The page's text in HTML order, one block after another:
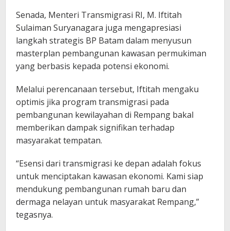
Senada, Menteri Transmigrasi RI, M. Iftitah
Sulaiman Suryanagara juga mengapresiasi
langkah strategis BP Batam dalam menyusun
masterplan pembangunan kawasan permukiman
yang berbasis kepada potensi ekonomi.
Melalui perencanaan tersebut, Iftitah mengaku
optimis jika program transmigrasi pada
pembangunan kewilayahan di Rempang bakal
memberikan dampak signifikan terhadap
masyarakat tempatan.
“Esensi dari transmigrasi ke depan adalah fokus
untuk menciptakan kawasan ekonomi. Kami siap
mendukung pembangunan rumah baru dan
dermaga nelayan untuk masyarakat Rempang,”
tegasnya.